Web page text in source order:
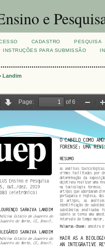
e
CADASTRO
PESQUISA
INSTRUÇÕES PARA SUBMISSÃO
Landim